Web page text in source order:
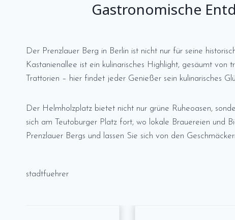
Gastronomische
Der Prenzlauer Berg in Berlin ist nicht nur für seine
Kastanienallee ist ein kulinarisches Highlight, gesäumt
Trattorien – hier findet jeder Genießer sein kulinarisches
Der Helmholzplatz bietet nicht nur grüne Ruheoasen,
sich am Teutoburger Platz fort, wo lokale Brauereien und
Prenzlauer Bergs und lassen Sie sich von den
stadtfuehrer